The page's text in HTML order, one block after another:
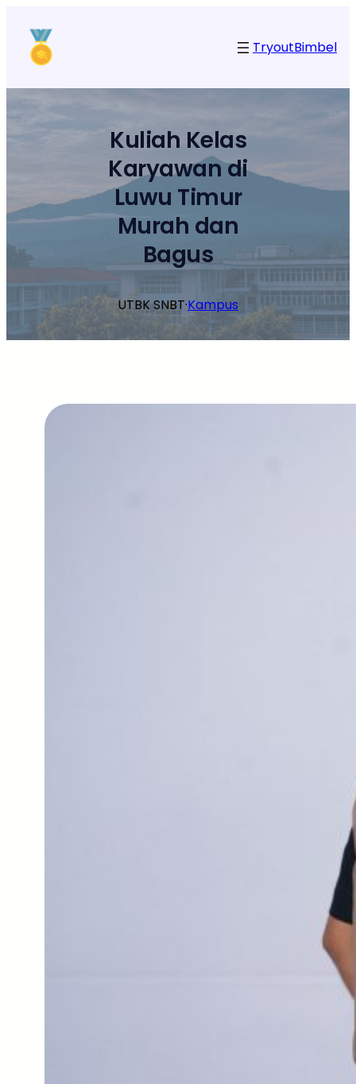
konten
TryoutBimbel
Kuliah Kelas
Karyawan di
Luwu Timur
Murah dan
Bagus
UTBK SNBT·Kampus